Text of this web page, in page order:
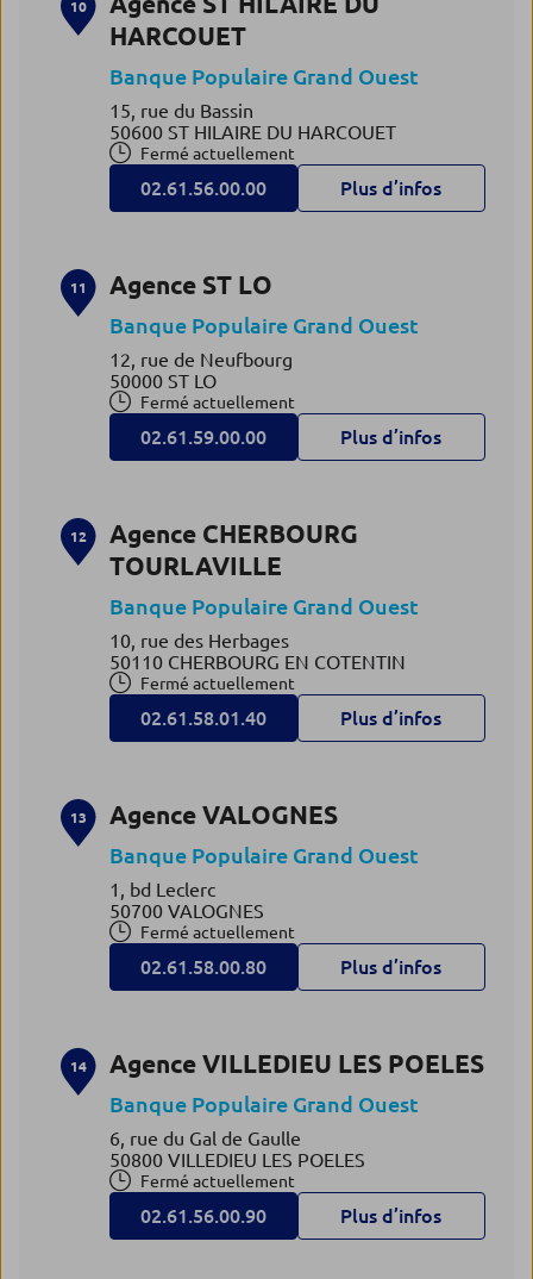
10
HARCOUET
Banque Populaire Grand Ouest
15, rue du Bassin
50600 ST HILAIRE DU HARCOUET
Fermé actuellement
02.61.56.00.00 Plus d’infos
11 Agence ST LO
Banque Populaire Grand Ouest
12, rue de Neufbourg
50000 ST LO
Fermé actuellement
02.61.59.00.00 Plus d’infos
12
Agence CHERBOURG
TOURLAVILLE
Banque Populaire Grand Ouest
10, rue des Herbages
50110 CHERBOURG EN COTENTIN
Fermé actuellement
02.61.58.01.40 Plus d’infos
13 Agence VALOGNES
Banque Populaire Grand Ouest
1, bd Leclerc
50700 VALOGNES
Fermé actuellement
02.61.58.00.80 Plus d’infos
14 Agence VILLEDIEU LES POELES
Banque Populaire Grand Ouest
6, rue du Gal de Gaulle
50800 VILLEDIEU LES POELES
Fermé actuellement
02.61.56.00.90 Plus d’infos